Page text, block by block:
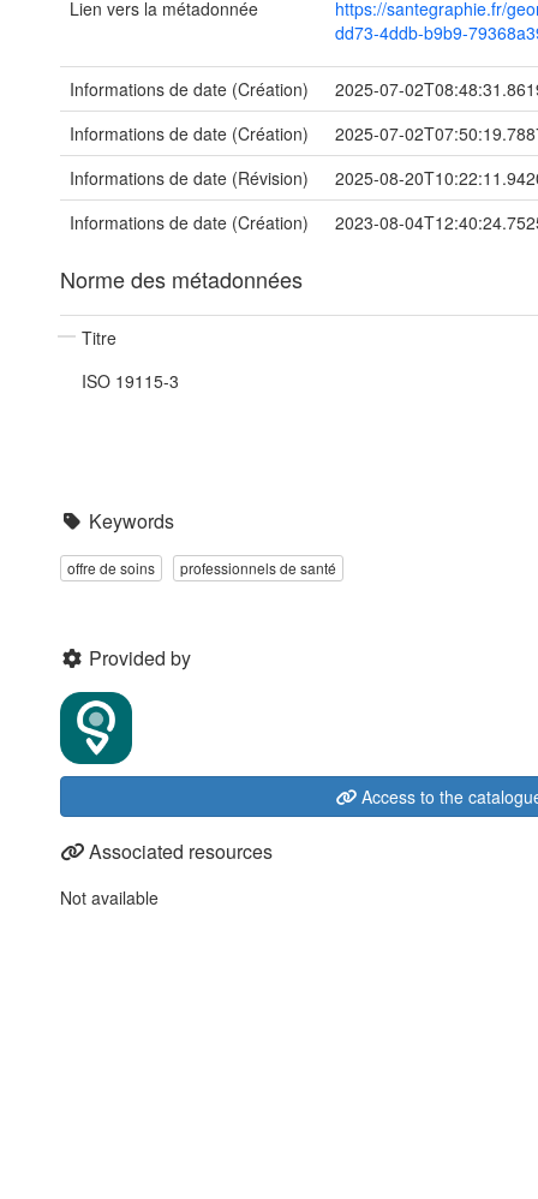
Lien vers la métadonnée
https://santegraphie.fr/
dd73-4ddb-b9b9-
Informations de date (Création)
2025-07-
Informations de date (Création)
2025-07-
Informations de date (Révision)
2025-08-
Informations de date (Création)
2023-08-
Norme des métadonnées
Titre
ISO 19115-3
Keywords
offre de soins professionnels de santé
Provided by
Access to the
Associated resources
Not available